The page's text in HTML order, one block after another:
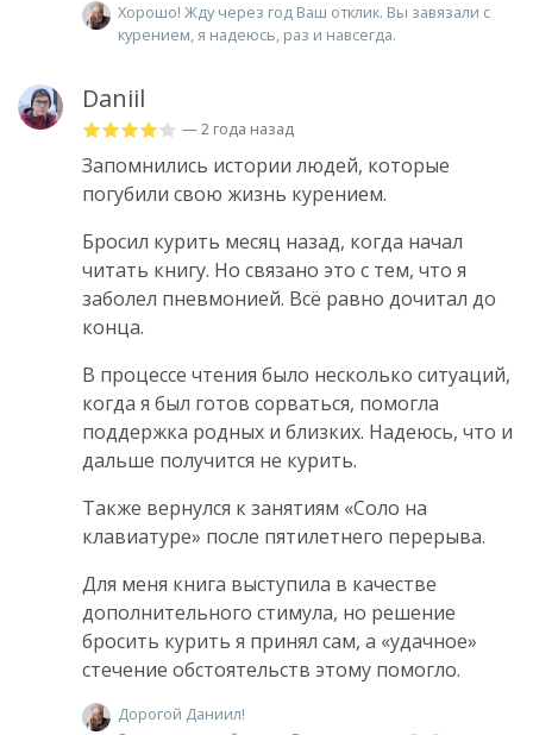
Хорошо! Жду через год Ваш отклик. Вы завязали с
курением, я надеюсь, раз и навсегда.
Daniil
— 2 года назад
Запомнились истории людей, которые
погубили свою жизнь курением.
Бросил курить месяц назад, когда начал
читать книгу. Но связано это с тем, что я
заболел пневмонией. Всё равно дочитал до
конца.
В процессе чтения было несколько ситуаций,
когда я был готов сорваться, помогла
поддержка родных и близких. Надеюсь, что и
дальше получится не курить.
Также вернулся к занятиям «Соло на
клавиатуре» после пятилетнего перерыва.
Для меня книга выступила в качестве
дополнительного стимула, но решение
бросить курить я принял сам, а «удачное»
стечение обстоятельств этому помогло.
Дорогой Даниил!